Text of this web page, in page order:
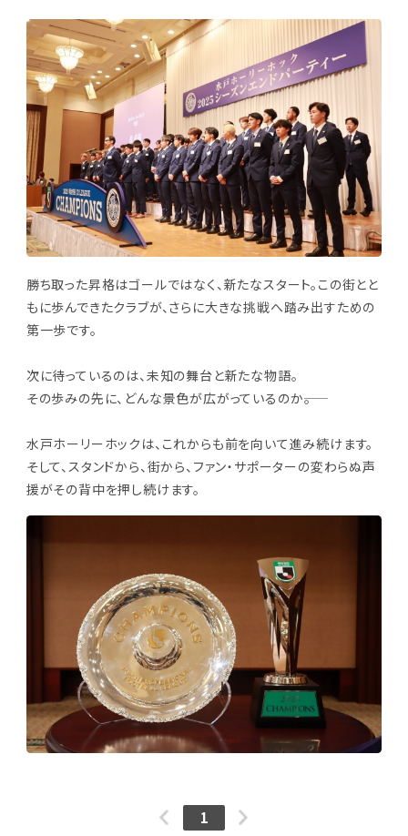
勝ち取った昇格はゴールではなく、新たなスタート。この街とと
もに歩んできたクラブが、さらに大きな挑戦へ踏み出すための
第一歩です。
次に待っているのは、未知の舞台と新たな物語。
その歩みの先に、どんな景色が広がっているのか――。
水戸ホーリーホックは、これからも前を向いて進み続けます。
そして、スタンドから、街から、ファン・サポーターの変わらぬ声
援がその背中を押し続けます。
1